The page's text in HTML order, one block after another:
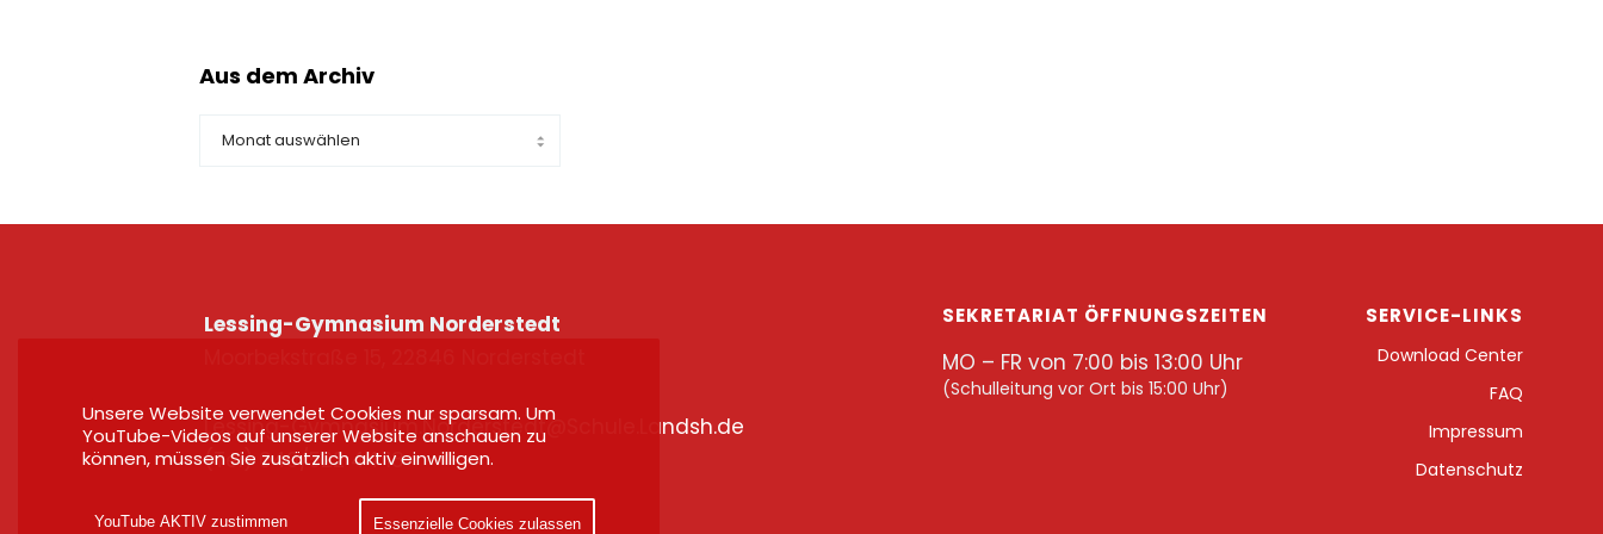
Aus dem Archiv
Lessing-Gymnasium Norderstedt
Lessing-Gymnasium.Norderstedt@Schule.Landsh.de
(Tel) 040/522 44 18
SEKRETARIAT ÖFFNUNGSZEITEN
MO – FR von 7:00 bis 13:00 Uhr
(Schulleitung vor Ort bis 15:00 Uhr)
SERVICE-LINKS
Download Center
FAQ
Impressum
Datenschutz
Unsere Website verwendet Cookies nur sparsam. Um
YouTube-Videos auf unserer Website anschauen zu
können, müssen Sie zusätzlich aktiv einwilligen.
YouTube AKTIV zustimmen Essenzielle Cookies zulassen